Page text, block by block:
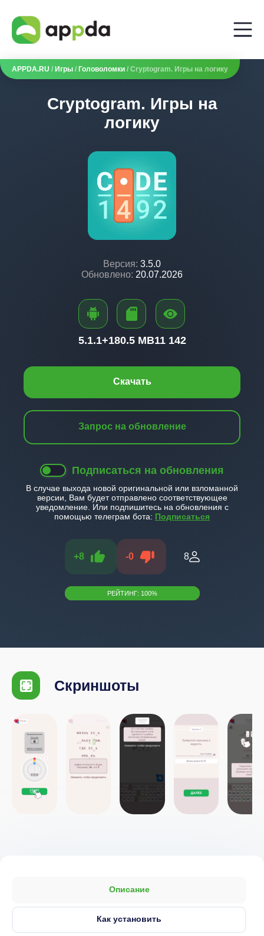
APPDA.RU / Игры / Головоломки / Cryptogram. Игры на логику
Cryptogram. Игры на
логику
Версия: 3.5.0
Обновлено: 20.07.2026
Скачать
Запрос на обновление
Подписаться на обновления
В случае выхода новой оригинальной или взломанной
версии, Вам будет отправлено соответствующее
уведомление. Или подпишитесь на обновления с
помощью телеграм бота: Подписаться
+8 -0 8
РЕЙТИНГ: 100%
5.1.1+180.5 MB11 142
Скриншоты
Описание
Как установить